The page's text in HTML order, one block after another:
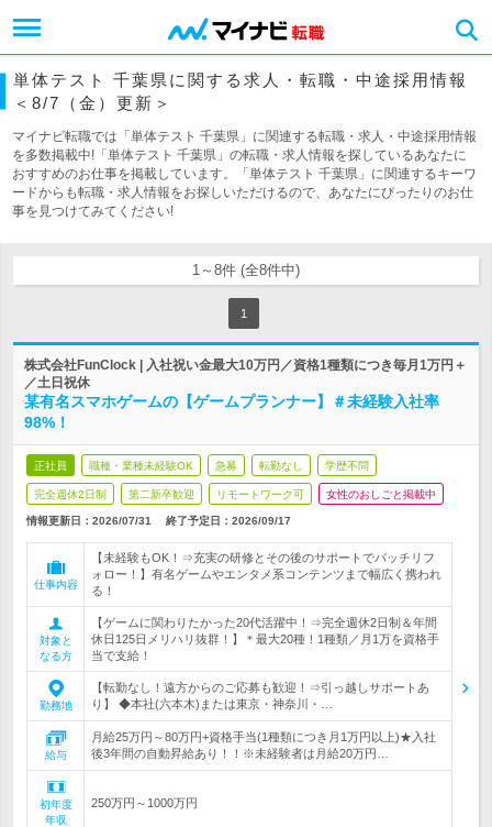
単体テスト 千葉県に関する求人・転職・中途採用情報
＜8/7（金）更新＞
マイナビ転職では「単体テスト 千葉県」に関連する転職・求人・中途採用情報
を多数掲載中!「単体テスト 千葉県」の転職・求人情報を探しているあなたに
おすすめのお仕事を掲載しています。「単体テスト 千葉県」に関連するキーワ
ードからも転職・求人情報をお探しいただけるので、あなたにぴったりのお仕
事を見つけてみてください!
1～8件 (全8件中)
1
株式会社FunClock | 入社祝い金最大10万円／資格1種類につき毎月1万円＋
／土日祝休
某有名スマホゲームの【ゲームプランナー】＃未経験入社率
98%！
正社員 職種・業種未経験OK 急募 転勤なし 学歴不問
完全週休2日制 第二新卒歓迎 リモートワーク可 女性のおしごと掲載中
情報更新日：2026/07/31 終了予定日： 2026/09/17
仕事内容
【未経験もOK！⇒充実の研修とその後のサポートでバッチリフ
ォロー！】有名ゲームやエンタメ系コンテンツまで幅広く携われ
る！
対象と
なる方
【ゲームに関わりたかった20代活躍中！⇒完全週休2日制＆年間
休日125日メリハリ抜群！】＊最大20種！1種類／月1万を資格手
当で支給！
勤務地
【転勤なし！遠方からのご応募も歓迎！⇒引っ越しサポートあ
り】 ◆本社(六本木)または東京・神奈川・…
給与
月給25万円～80万円+資格手当(1種類につき月1万円以上)★入社
後3年間の自動昇給あり！！※未経験者は月給20万円…
初年度
年収
250万円～1000万円